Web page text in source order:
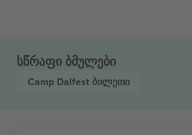
სწრაფი ბმულები
Camp Dalfest ბილეთი